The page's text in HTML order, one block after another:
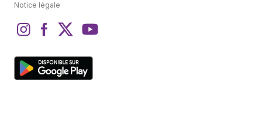
Notice légale